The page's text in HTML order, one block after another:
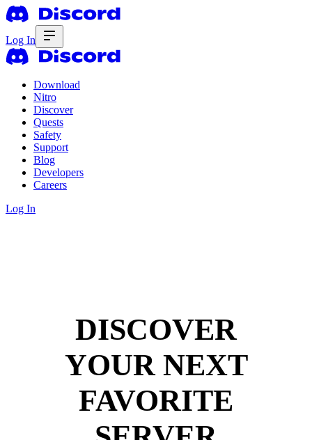
Log In
Download
Nitro
Discover
Quests
Safety
Support
Blog
Developers
Careers
Log In
DISCOVER
YOUR NEXT
FAVORITE